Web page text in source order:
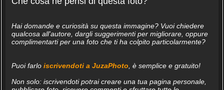
Hai domande e curiosità su questa immagine? Vuoi chiedere
qualcosa all'autore, dargli suggerimenti per migliorare, oppure
complimentarti per una foto che ti ha colpito particolarmente?
Puoi farlo iscrivendoti a JuzaPhoto , è semplice e gratuito!
Non solo: iscrivendoti potrai creare una tua pagina personale,